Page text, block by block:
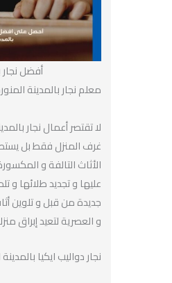
أفضل نجار
معلم نجار بالمدينة المنورة
لا تقتصر أعمال نجار
غرف المنزل فقط بل يستطيع
الأثاث التالفة و المكسورة
عليها و تجديد طلائها و
جديدة من قبل و تلوين أثاث
و العصرية لتعيد إبراق منزلك
نجار دواليب ايكيا بالمدينة